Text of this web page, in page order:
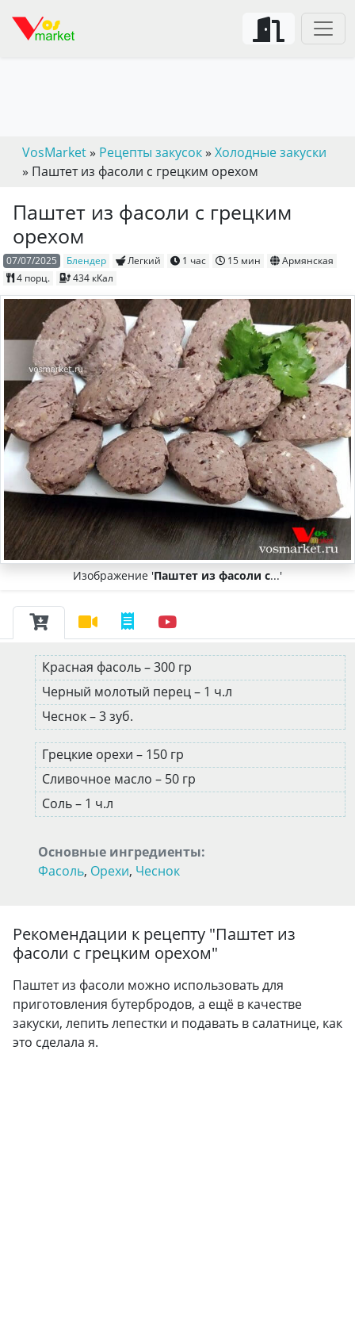
VosMarket» Рецепты закусок» Холодные закуски
» Паштет из фасоли с грецким орехом
Паштет из фасоли с грецким
орехом
07/07/2025 Блендер Легкий 1 час 15 мин
Армянская
4 порц. 434 кКал
Изображение 'Паштет из фасоли с...'
Красная фасоль – 300 гр
Черный молотый перец – 1 ч.л
Чеснок – 3 зуб.
Грецкие орехи – 150 гр
Сливочное масло – 50 гр
Соль – 1 ч.л
Основные ингредиенты:
Фасоль, Орехи, Чеснок
Рекомендации к рецепту "Паштет из
фасоли с грецким орехом"
Паштет из фасоли можно использовать для
приготовления бутербродов, а ещё в качестве
закуски, лепить лепестки и подавать в салатнице, как
это сделала я.